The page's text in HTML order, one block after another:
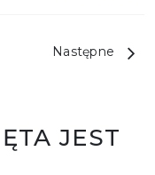
Następne
JEST